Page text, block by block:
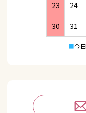
23 24
30 31
■今日